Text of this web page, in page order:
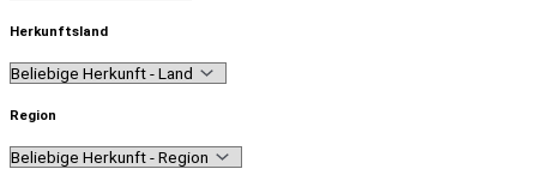
Herkunftsland
Region